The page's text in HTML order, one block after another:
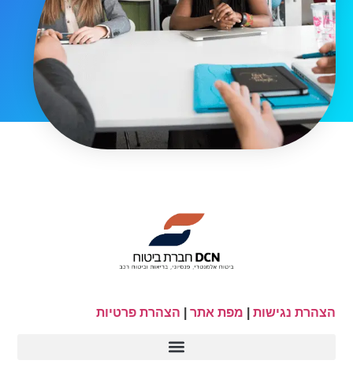
הצהרת נגישות| מפת אתר| הצהרת פרטיות